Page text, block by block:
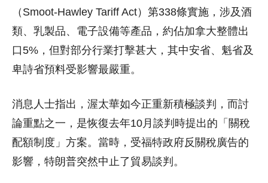
（Smoot-Hawley Tariff Act）第338條實施，涉及酒
類、乳製品、電子設備等產品，約佔加拿大整體出
口5%，但對部分行業打擊甚大，其中安省、魁省及
卑詩省預料受影響最嚴重。
消息人士指出，渥太華如今正重新積極談判，而討
論重點之一，是恢復去年10月談判時提出的「關稅
配額制度」方案。當時，受福特政府反關稅廣告的
影響，特朗普突然中止了貿易談判。